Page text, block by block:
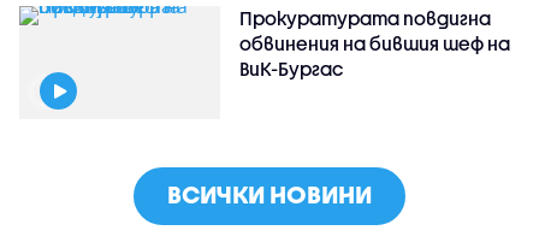
Прокуратурата повдигна
обвинения на бившия шеф на
ВиК-Бургас
ВСИЧКИ НОВИНИ